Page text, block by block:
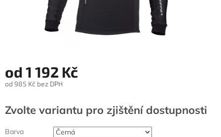
od 1 192 Kč
od 985 Kč bez DPH
cena:
Zvolte variantu
Barva